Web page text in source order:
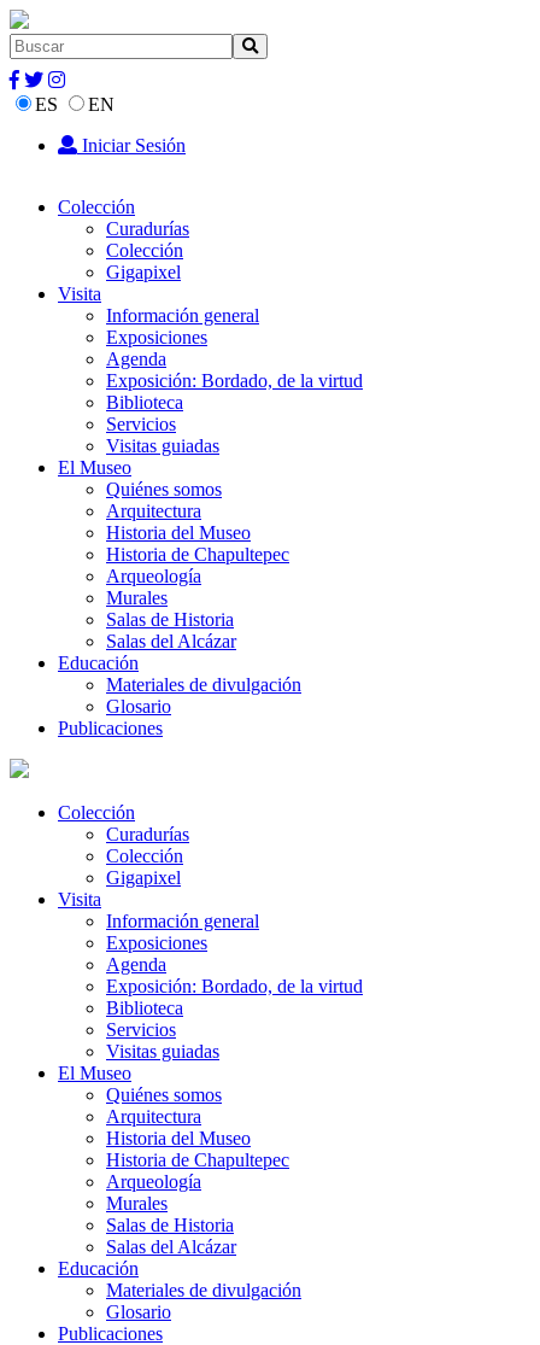
ES
EN
Iniciar Sesión
Colección
Curadurías
Colección
Gigapixel
Visita
Información general
Exposiciones
Agenda
Exposición: Bordado, de la virtud
Biblioteca
Servicios
Visitas guiadas
El Museo
Quiénes somos
Arquitectura
Historia del Museo
Historia de Chapultepec
Arqueología
Murales
Salas de Historia
Salas del Alcázar
Educación
Materiales de divulgación
Glosario
Publicaciones
Colección
Curadurías
Colección
Gigapixel
Visita
Información general
Exposiciones
Agenda
Exposición: Bordado, de la virtud
Biblioteca
Servicios
Visitas guiadas
El Museo
Quiénes somos
Arquitectura
Historia del Museo
Historia de Chapultepec
Arqueología
Murales
Salas de Historia
Salas del Alcázar
Educación
Materiales de divulgación
Glosario
Publicaciones